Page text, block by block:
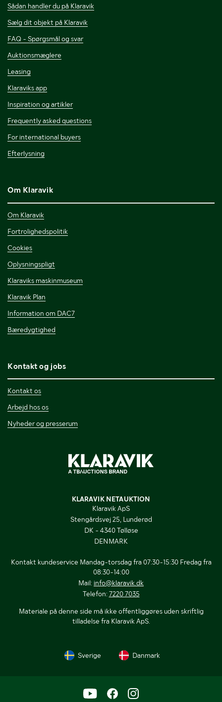
Sådan handler du på Klaravik
Sælg dit objekt på Klaravik
FAQ - Spørgsmål og svar
Auktionsmæglere
Leasing
Klaraviks app
Inspiration og artikler
Frequently asked questions
For international buyers
Efterlysning
Om Klaravik
Om Klaravik
Fortrolighedspolitik
Cookies
Oplysningspligt
Klaraviks maskinmuseum
Klaravik Plan
Information om DAC7
Bæredygtighed
Kontakt og jobs
Kontakt os
Arbejd hos os
Nyheder og presserum
KLARAVIK NETAUKTION
Klaravik ApS
Stengårdsvej 25, Lunderød
DK - 4340 Tølløse
DENMARK
Kontakt kundeservice Mandag-torsdag fra 07:30-15:30 Fredag fra
08:30-14:00
Mail: info@klaravik.dk
Telefon: 7220 7035
Materiale på denne side må ikke offentliggøres uden skriftlig
tilladelse fra Klaravik ApS.
Sverige Danmark